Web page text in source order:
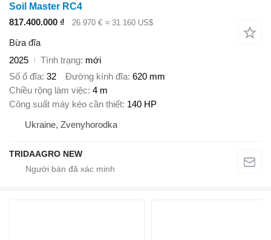
Soil Master RC4
817.400.000 ₫
26.970 € ≈ 31.160 US$
Bừa đĩa
2025
Tình trạng mới
Số ổ đĩa 32 Đường kính đĩa 620 mm
Chiều rộng làm việc 4 m
Công suất máy kéo cần thiết 140 HP
Ukraine, Zvenyhorodka
TRIDAAGRO NEW